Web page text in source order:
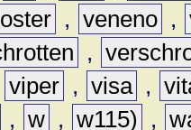
, veneno ,
,
viper , visa ,
, w , w115) ,